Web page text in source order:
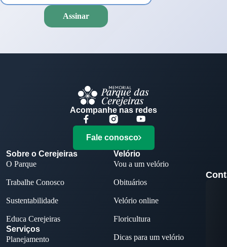
Acompanhe nas redes
Fale conosco
Sobre o Cerejeiras
O Parque
Trabalhe Conosco
Sustentabilidade
Educa Cerejeiras
Serviços
Planejamento
Velório
Vou a um velório
Obituários
Velório online
Floricultura
Dicas para um velório